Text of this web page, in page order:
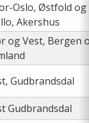
Oslo, Østfold og
Akershus
og Vest, Bergen
Gudbrandsdal
Gudbrandsdal